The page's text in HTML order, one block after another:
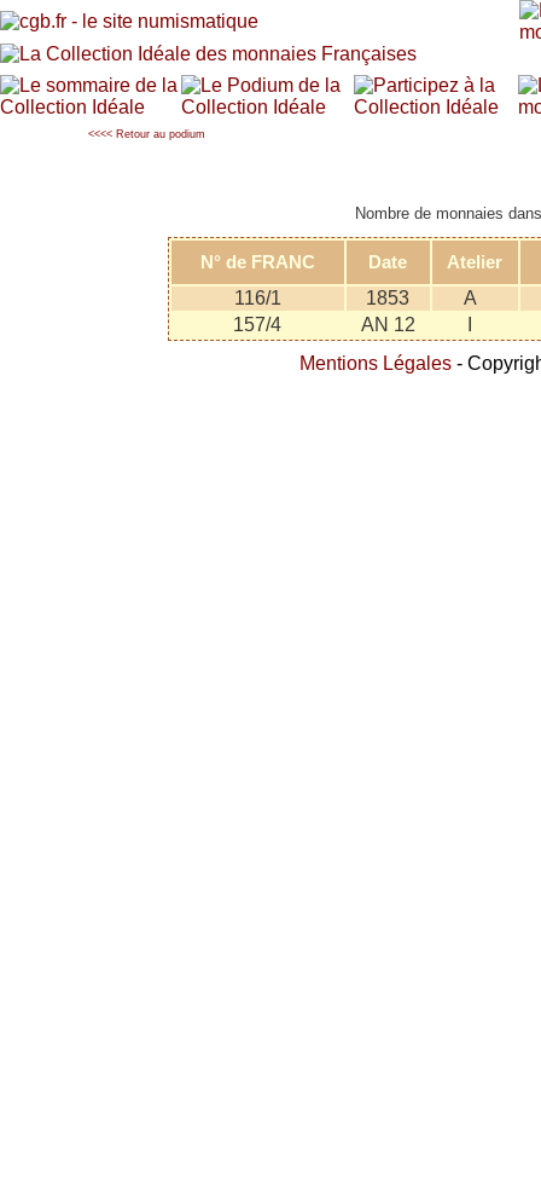
<<<< Retour au podium
Nombre de monnaies
N° de FRANC Date
Atelier
116/1
1853
A
157/4
AN 12
Mentions Légales -